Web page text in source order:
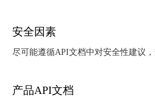
安全因素
尽可能遵循API文档中对安全性建议，
产品API文档